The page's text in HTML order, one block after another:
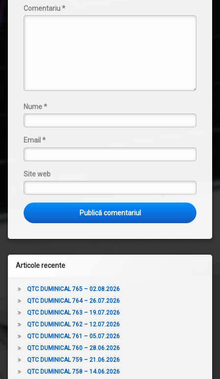
Comentariu*
Nume*
Email *
Site web
Articole recente
QTC DUMINICAL 765 – 02.08.2026
QTC DUMINICAL 764 – 26.07.2026
QTC DUMINICAL 763 – 19.07.2026
QTC DUMINICAL 762 – 12.07.2026
QTC DUMINICAL 761 – 05.07.2026
QTC DUMINICAL 760 – 28.06.2026
QTC DUMINICAL 759 – 21.06.2026
QTC DUMINICAL 758 – 14.06.2026